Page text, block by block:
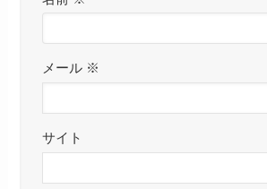
メール ※
サイト